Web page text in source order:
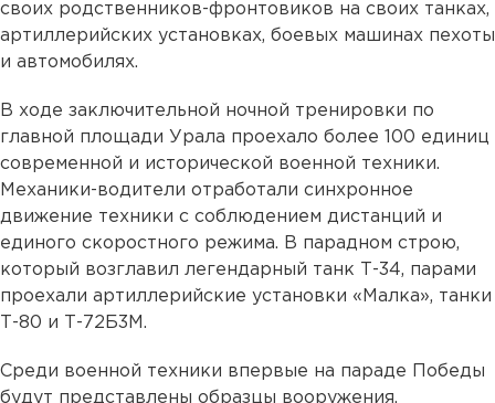
своих родственников-фронтовиков на своих танках,
артиллерийских установках, боевых машинах пехоты
и автомобилях.
В ходе заключительной ночной тренировки по
главной площади Урала проехало более 100 единиц
современной и исторической военной техники.
Механики-водители отработали синхронное
движение техники с соблюдением дистанций и
единого скоростного режима. В парадном строю,
который возглавил легендарный танк Т-34, парами
проехали артиллерийские установки «Малка», танки
Т-80 и Т-72Б3М.
Среди военной техники впервые на параде Победы
будут представлены образцы вооружения,